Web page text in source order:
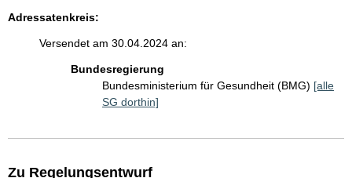
Adressatenkreis:
Versendet am 30.04.2024 an:
Bundesregierung
Bundesministerium für Gesundheit (BMG) [alle
SG dorthin]
Zu Regelungsentwurf